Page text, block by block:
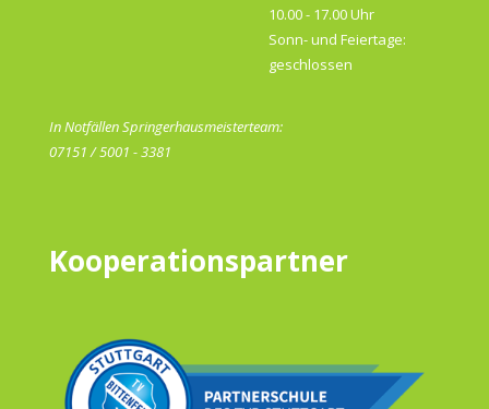
10.00 - 17.00 Uhr
Sonn- und Feiertage:
geschlossen
In Notfällen Springerhausmeisterteam:
07151 / 5001 - 3381
Kooperationspartner